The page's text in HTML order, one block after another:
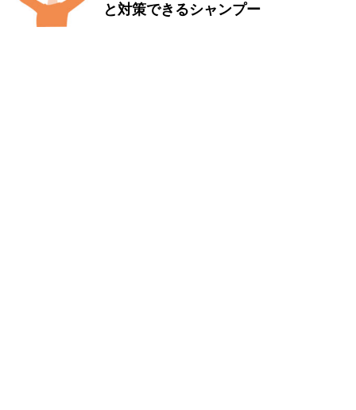
と対策できるシャンプー